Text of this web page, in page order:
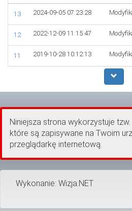
13 2024-09-05 07:23:28
12 2022-12-09 11:15:47
11 2019-10-28 10:12:13
Niniejsza strona wykorzystuje
które są zapisywane na Twoim
przeglądarkę internetową.
Wykonanie: Wizja.NET